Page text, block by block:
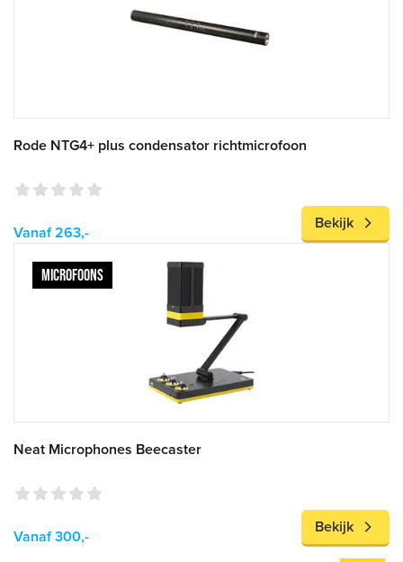
Rode NTG4+ plus condensator richtmicrofoon
Vanaf 263,-
Bekijk
MICROFOONS
Neat Microphones Beecaster
Vanaf 300,-
Bekijk